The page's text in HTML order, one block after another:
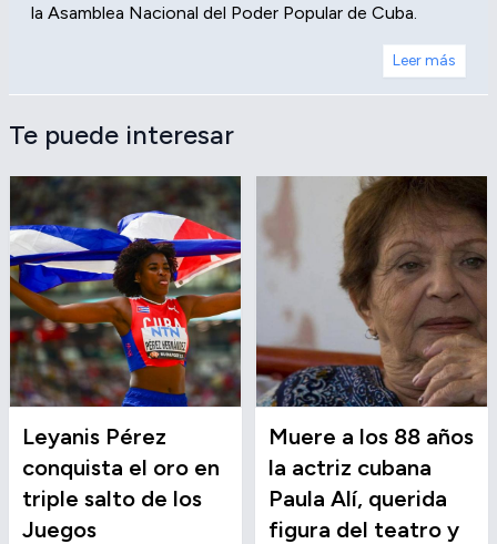
la Asamblea Nacional del Poder Popular de Cuba.
Leer más
Te puede interesar
Leyanis Pérez
conquista el oro en
triple salto de los
Juegos
Muere a los 88 años
la actriz cubana
Paula Alí, querida
figura del teatro y